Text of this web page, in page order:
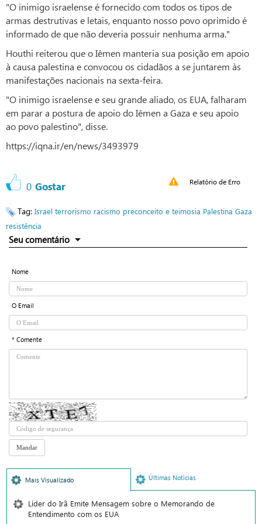
"O inimigo israelense é fornecido com todos os tipos de
armas destrutivas e letais, enquanto nosso povo oprimido é
informado de que não deveria possuir nenhuma arma."
Houthi reiterou que o Iêmen manteria sua posição em apoio
à causa palestina e convocou os cidadãos a se juntarem às
manifestações nacionais na sexta-feira.
"O inimigo israelense e seu grande aliado, os EUA, falharam
em parar a postura de apoio do Iêmen a Gaza e seu apoio
ao povo palestino", disse.
https://iqna.ir/en/news/3493979
0 Gostar Relatório de Erro
Tag: Israel terrorismo racismo preconceito e teimosia Palestina Gaza
resistência
Seu comentário
Nome
O Email
* Comente
Mais Visualizado Últimas Notícias
Líder do Irã Emite Mensagem sobre o Memorando de
Entendimento com os EUA